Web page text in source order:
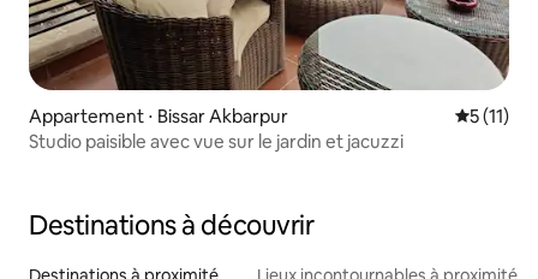
Appartement ⋅ Bissar Akbarpur
5 (11)
Studio paisible avec vue sur le jardin et jacuzzi
Destinations à découvrir